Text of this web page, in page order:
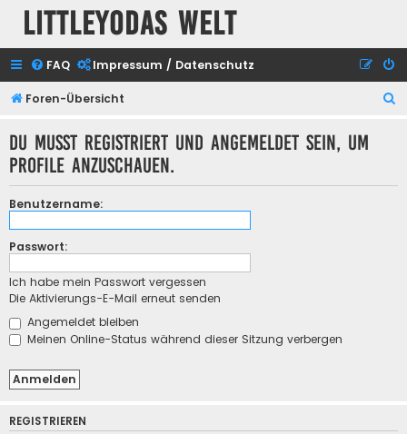
Littleyodas Welt
FAQ Impressum / Datenschutz
Foren-Übersicht
Du musst registriert und angemeldet sein, um
Profile anzuschauen.
Benutzername:
Passwort:
Ich habe mein Passwort vergessen
Die Aktivierungs-E-Mail erneut senden
Angemeldet bleiben
Meinen Online-Status während dieser Sitzung verbergen
REGISTRIEREN